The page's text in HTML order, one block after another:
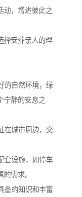
动，增进彼此之
择安葬亲人的理
的自然环境，绿
宁静的安息之
在城市周边，交
套设施，如停车
需求。
备的知识和丰富